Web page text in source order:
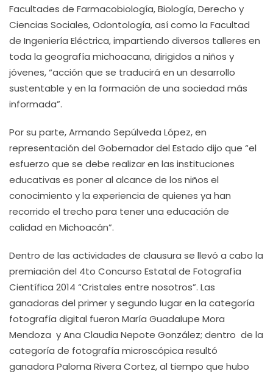
Facultades de Farmacobiología, Biología, Derecho y
Ciencias Sociales, Odontología, así como la Facultad
de Ingeniería Eléctrica, impartiendo diversos talleres en
toda la geografía michoacana, dirigidos a niños y
jóvenes, “acción que se traducirá en un desarrollo
sustentable y en la formación de una sociedad más
informada”.
Por su parte, Armando Sepúlveda López, en
representación del Gobernador del Estado dijo que “el
esfuerzo que se debe realizar en las instituciones
educativas es poner al alcance de los niños el
conocimiento y la experiencia de quienes ya han
recorrido el trecho para tener una educación de
calidad en Michoacán”.
Dentro de las actividades de clausura se llevó a cabo la
premiación del 4to Concurso Estatal de Fotografía
Científica 2014 “Cristales entre nosotros”. Las
ganadoras del primer y segundo lugar en la categoría
fotografía digital fueron María Guadalupe Mora
Mendoza y Ana Claudia Nepote González; dentro de la
categoría de fotografía microscópica resultó
ganadora Paloma Rivera Cortez, al tiempo que hubo